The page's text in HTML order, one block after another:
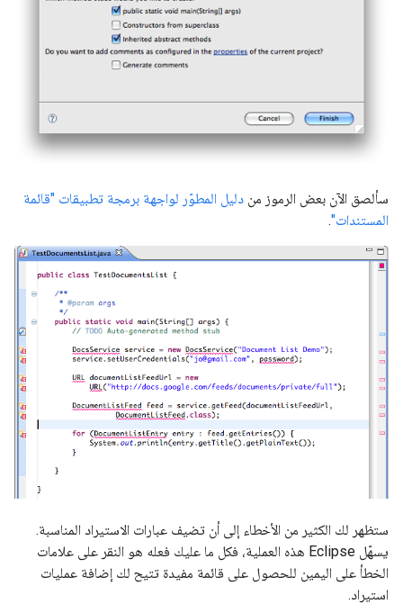
سألصق الآن بعض الرموز من دليل المطوّر لواجهة برمجة تطبيقات "قائمة
المستندات".
ستظهر لك الكثير من الأخطاء إلى أن تضيف عبارات الاستيراد المناسبة.
يسهّل Eclipse هذه العملية، فكل ما عليك فعله هو النقر على علامات
الخطأ على اليمين للحصول على قائمة مفيدة تتيح لك إضافة عمليات
استيراد.